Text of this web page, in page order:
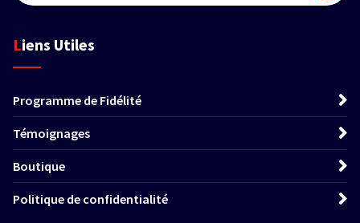
Liens Utiles
Programme de Fidélité
Témoignages
Boutique
Politique de confidentialité